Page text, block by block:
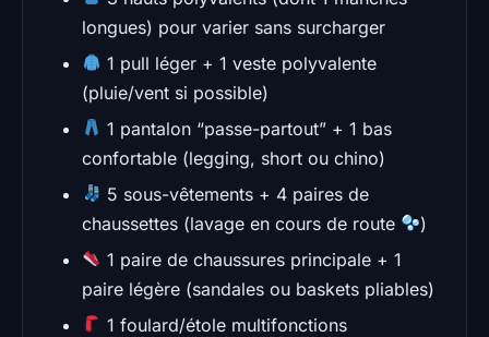
longues) pour varier sans surcharger
1 pull léger + 1 veste polyvalente
(pluie/vent si possible)
1 pantalon “passe-partout” + 1 bas
confortable (legging, short ou chino)
5 sous-vêtements + 4 paires de
chaussettes (lavage en cours de route
)
1 paire de chaussures principale + 1
paire légère (sandales ou baskets pliables)
1 foulard/étole multifonctions